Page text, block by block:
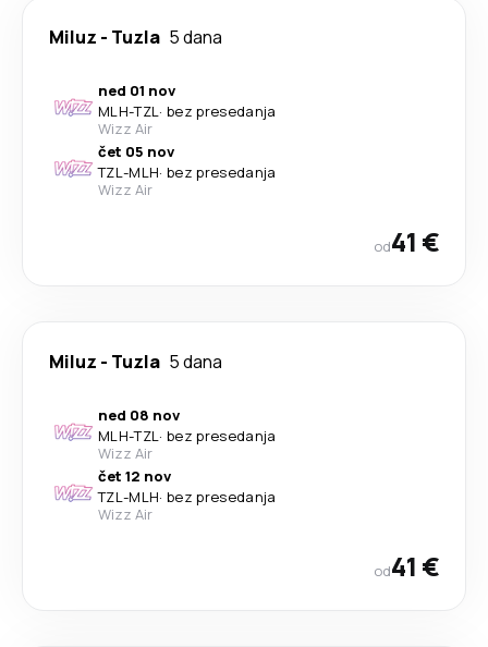
Miluz - Tuzla 5 dana
ned 01 nov
MLH-TZL· bez presedanja
Wizz Air
čet 05 nov
TZL-MLH· bez presedanja
Wizz Air
od41 €
Miluz - Tuzla 5 dana
ned 08 nov
MLH-TZL· bez presedanja
Wizz Air
čet 12 nov
TZL-MLH· bez presedanja
Wizz Air
od41 €